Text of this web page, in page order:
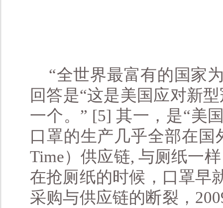
“全世界最富有的国家
回答是“这是美国应对新
一个。” [5] 其一，是“美
口罩的生产几乎全部在国
Time）供应链, 与厕纸一
在抢厕纸的时候，口罩早
采购与供应链的断裂，